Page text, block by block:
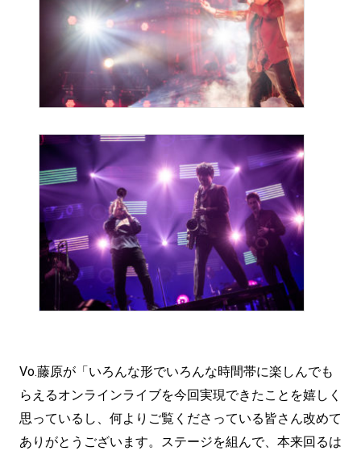
Vo.藤原が「いろんな形でいろんな時間帯に楽しんでも
らえるオンラインライブを今回実現できたことを嬉しく
思っているし、何よりご覧くださっている皆さん改めて
ありがとうございます。ステージを組んで、本来回るは